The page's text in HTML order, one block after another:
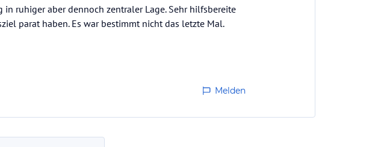
ruhiger aber dennoch zentraler Lage. Sehr hilfsbereite
parat haben. Es war bestimmt nicht das letzte Mal.
Melden